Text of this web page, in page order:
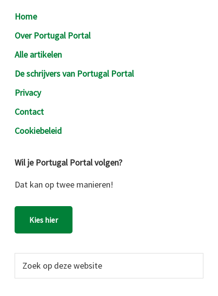
Footer
Home
Over Portugal Portal
Alle artikelen
De schrijvers van Portugal Portal
Privacy
Contact
Cookiebeleid
Wil je Portugal Portal volgen?
Dat kan op twee manieren!
Kies hier